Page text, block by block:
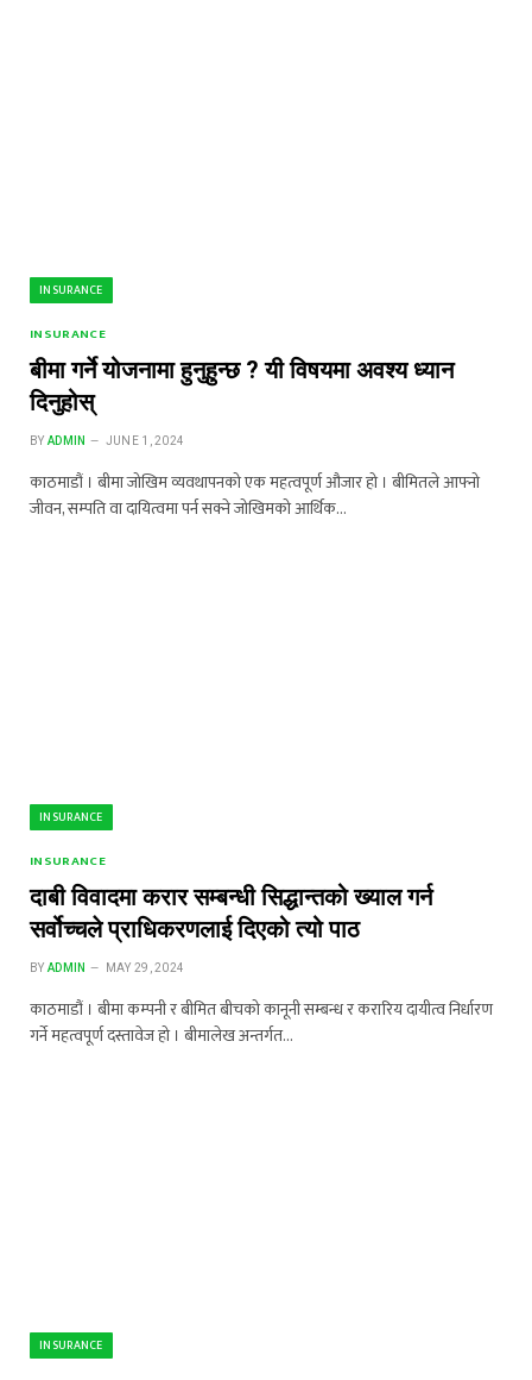
INSURANCE
INSURANCE
बीमा गर्ने योजनामा हुनुहुन्छ ? यी विषयमा अवश्य ध्यान
दिनुहोस्
BY ADMIN JUNE 1, 2024
काठमाडौं । बीमा जोखिम व्यवथापनको एक महत्वपूर्ण औजार हो । बीमितले आफ्नो
जीवन, सम्पति वा दायित्वमा पर्न सक्ने जोखिमको आर्थिक…
INSURANCE
INSURANCE
दाबी विवादमा करार सम्बन्धी सिद्धान्तको ख्याल गर्न
सर्वोच्चले प्राधिकरणलाई दिएको त्यो पाठ
BY ADMIN MAY 29, 2024
काठमाडौं । बीमा कम्पनी र बीमित बीचको कानूनी सम्बन्ध र करारिय दायीत्व निर्धारण
गर्ने महत्वपूर्ण दस्तावेज हो । बीमालेख अन्तर्गत…
INSURANCE